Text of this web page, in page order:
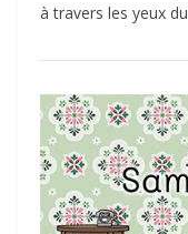
à travers les yeux